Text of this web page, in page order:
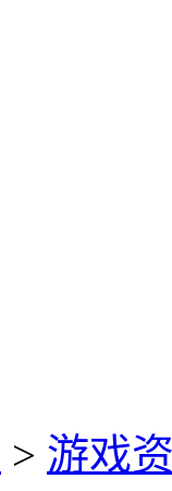
> 游戏